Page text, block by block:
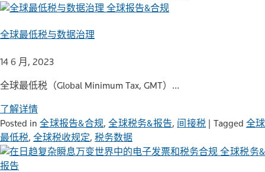
全球报告&合规
全球最低税与数据治理
14 6 月, 2023
全球最低税（Global Minimum Tax, GMT）…
了解详情
Posted in全球报告&合规,全球税务&报告, 间接税 | Tagged 全球
最低税, 全球税收规定, 税务数据
全球税务&
报告